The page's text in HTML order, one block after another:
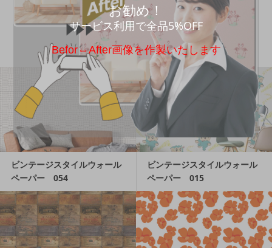
ビンテージスタイルウォール
ペーパー 020
ビンテージスタイル ウォー
ルデコレーションステッカー
「ビンテージラウンド」 027
ビンテージスタイルウォール
ペーパー 054
ビンテージスタイルウォール
ペーパー 015
お勧め！
サービス利用で全品5%OFF
Befor⇔After画像を作製いたします